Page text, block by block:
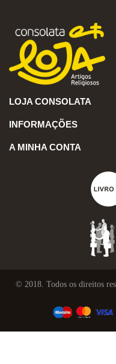
LOJA CONSOLATA
INFORMAÇÕES
A MINHA CONTA
© 2018. Todos os direitos